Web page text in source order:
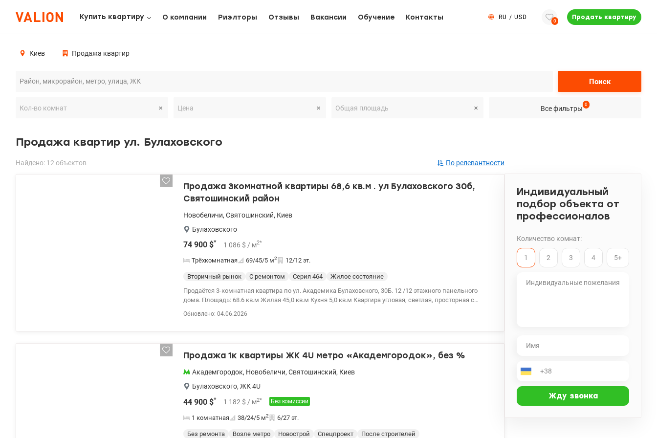
Купить квартиру О компании Риэлторы Отзывы Вакансии Обучение Контакты RU / USD
0
Продать квартиру
Киев Продажа квартир
Поиск
Все фильтры
0
Продажа квартир ул. Булаховского
Найдено: 12 объектов По релевантности
Продажа 3комнатной квартиры 68,6 кв.м . ул Булаховского 30б,
Святошинский район
Новобеличи, Святошинский, Киев
Булаховского
74 900 $* 1 086 $ / м2*
Трёхкомнатная 69/45/5 м2 12/12 эт.
Вторичный рынок С ремонтом Cерия 464
Жилое состояние
Продаётся 3-комнатная квартира по ул. Академика Булаховского, 30Б. 12 /12 этажного панельного
дома. Площадь: 68.6 кв.м Жилая 45,0 кв.м Кухня 5,0 кв.м Квартира угловая, светлая, просторная с
Обновлено: 04.06.2026
Продажа 1к квартиры ЖК 4U метро «Академгородок», без %
Академгородок, Новобеличи, Святошинский, Киев
Булаховского, ЖК 4U
44 900 $* 1 182 $ / м2* Без комиссии
1 комнатная 38/24/5 м2 6/27 эт.
Без ремонта Возле метро Новострой Спецпроект
После строителей
Индивидуальный
подбор объекта от
профессионалов
Количество комнат:
1 2 3 4 5+